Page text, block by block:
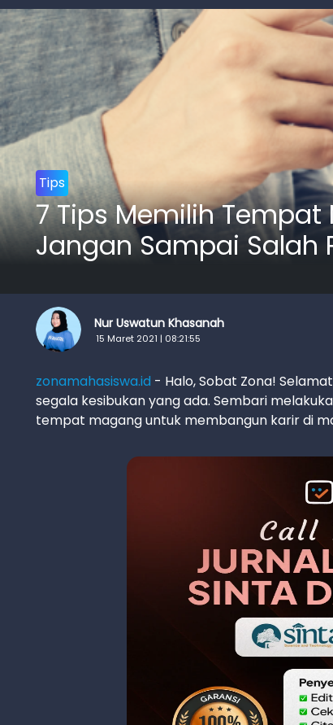
Tips
7 Tips Memilih
Jangan Sampai Salah
Nur Uswatun Khasanah
15 Maret 2021 | 08:21:55
zonamahasiswa.id - Halo, Sobat Zona!
segala kesibukan yang ada. Sembari
tempat magang untuk membangun karir di